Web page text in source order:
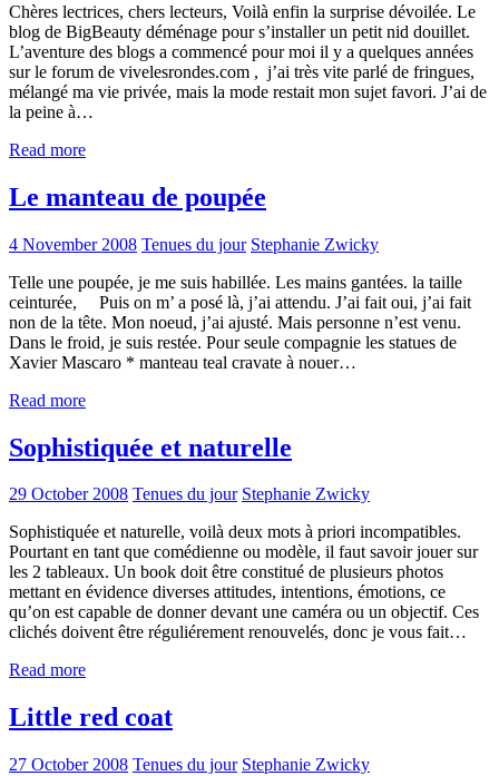
Chères lectrices, chers lecteurs, Voilà enfin la surprise dévoilée. Le
blog de BigBeauty déménage pour s’installer un petit nid douillet.
L’aventure des blogs a commencé pour moi il y a quelques années
sur le forum de vivelesrondes.com , j’ai très vite parlé de fringues,
mélangé ma vie privée, mais la mode restait mon sujet favori. J’ai de
la peine à…
Read more
Le manteau de poupée
4 November 2008 Tenues du jour Stephanie Zwicky
Telle une poupée, je me suis habillée. Les mains gantées. la taille
ceinturée, Puis on m’ a posé là, j’ai attendu. J’ai fait oui, j’ai fait
non de la tête. Mon noeud, j’ai ajusté. Mais personne n’est venu.
Dans le froid, je suis restée. Pour seule compagnie les statues de
Xavier Mascaro * manteau teal cravate à nouer…
Read more
Sophistiquée et naturelle
29 October 2008 Tenues du jour Stephanie Zwicky
Sophistiquée et naturelle, voilà deux mots à priori incompatibles.
Pourtant en tant que comédienne ou modèle, il faut savoir jouer sur
les 2 tableaux. Un book doit être constitué de plusieurs photos
mettant en évidence diverses attitudes, intentions, émotions, ce
qu’on est capable de donner devant une caméra ou un objectif. Ces
clichés doivent être réguliérement renouvelés, donc je vous fait…
Read more
Little red coat
27 October 2008 Tenues du jour Stephanie Zwicky